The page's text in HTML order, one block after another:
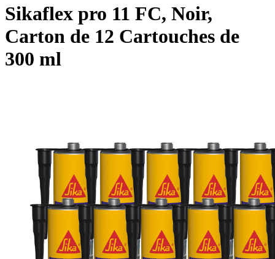
Sikaflex pro 11 FC, Noir,
Carton de 12 Cartouches de
300 ml